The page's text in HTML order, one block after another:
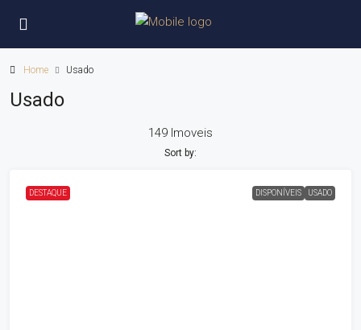
Home Usado
Usado
149 Imoveis
Sort by:
DESTAQUE DISPONÍVEIS USADO